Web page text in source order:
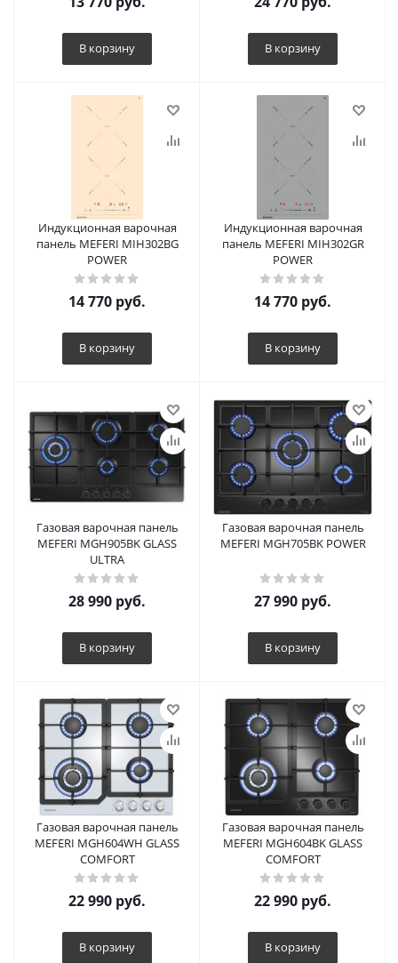
В корзину В корзину
Индукционная варочная
панель MEFERI MIH302BG
POWER
14 770 руб.
В корзину
Индукционная варочная
панель MEFERI MIH302GR
POWER
14 770 руб.
В корзину
Газовая варочная панель
MEFERI MGH905BK GLASS
ULTRA
28 990 руб.
В корзину
Газовая варочная панель
MEFERI MGH705BK POWER
27 990 руб.
В корзину
Газовая варочная панель
MEFERI MGH604WH GLASS
COMFORT
22 990 руб.
В корзину
Газовая варочная панель
MEFERI MGH604BK GLASS
COMFORT
22 990 руб.
В корзину